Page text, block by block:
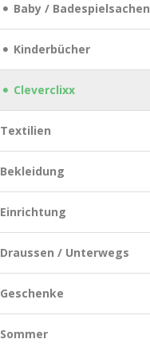
Baby / Badespielsachen
Kinderbücher
Cleverclixx
Textilien
Bekleidung
Einrichtung
Draussen / Unterwegs
Geschenke
Sommer